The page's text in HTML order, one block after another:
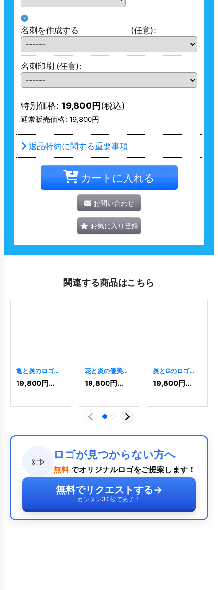
?
名刺を作成する (任意):
名刺印刷 (任意):
特別価格: 19,800円(税込)
通常販売価格: 19,800円
返品特約に関する重要事項
カートに入れる
お問い合わせ
お気に入り登録
関連する商品はこちら
亀と炎のロゴ
[1561]
19,800円(税込)
花と炎の優美な
輝きロゴ
[11076 ]
19,800円(税込)
炎とGのロゴ
[8909]
19,800円(税込)
✏️ ロゴが見つからない方へ
無料 でオリジナルロゴをご提案します！
無料でリクエストする→
カンタン30秒で完了！